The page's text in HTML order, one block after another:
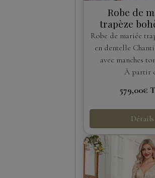
Robe de
trapèze
dentelle
manches
Robe de mariée
en dentelle
avec manches
À partir
579,00€
Détails